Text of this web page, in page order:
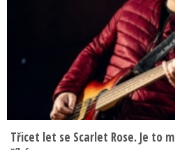
Třicet let se Scarlet Rose. Je to